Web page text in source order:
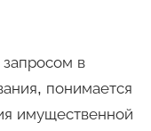
в
понимается
имущественной